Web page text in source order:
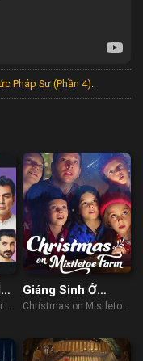
Pháp Sư (Phần 4)
Giáng Sinh Ở
Trang Trại Tầm
Christmas on Mistletoe